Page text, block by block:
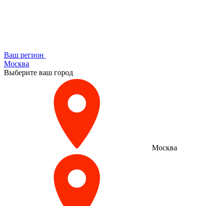
Ваш регион
Москва
Выберите ваш город
Москва